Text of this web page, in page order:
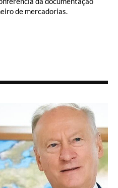
de mercadorias.